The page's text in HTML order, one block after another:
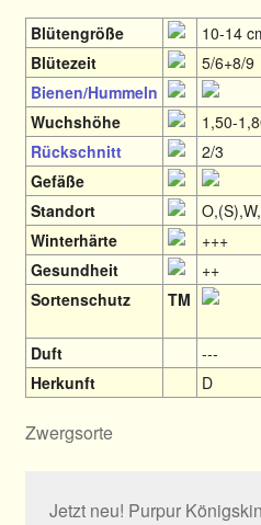
Blütengröße 10-14
Blütezeit
5/6+8/9
Bienen/Hummeln
Wuchshöhe
1,50-
Rückschnitt
2/3
Gefäße
Standort
Winterhärte
+++
Gesundheit
++
Sortenschutz
TM
Duft
---
Herkunft
D
Zwergsorte
Jetzt neu! Purpur